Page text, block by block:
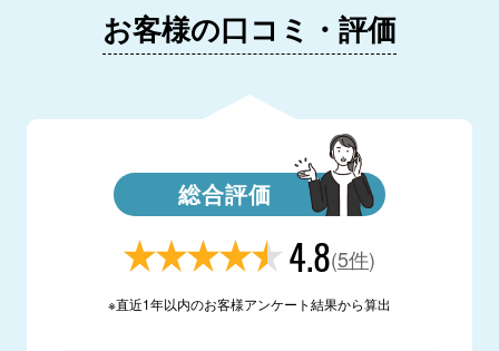
お客様の口コミ・評価
総合評価
4.8(5件)
※直近1年以内のお客様アンケート結果から算出